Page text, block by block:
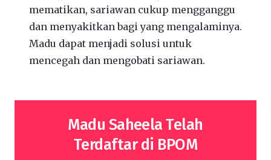
mematikan, sariawan cukup mengganggu
dan menyakitkan bagi yang mengalaminya.
Madu dapat menjadi solusi untuk
mencegah dan mengobati sariawan.
Madu Saheela Telah
Terdaftar di BPOM